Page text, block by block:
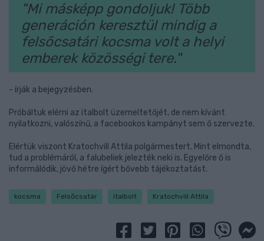
"Mi másképp gondoljuk! Több
generáción keresztül mindig a
felsőcsatári kocsma volt a helyi
emberek közösségi tere."
- írják a bejegyzésben.
Próbáltuk elérni az italbolt üzemeltetőjét, de nem kívánt
nyilatkozni, valószínű, a facebookos kampányt sem ő szervezte.
Elértük viszont Kratochvill Attila polgármestert. Mint elmondta,
tud a problémáról, a falubeliek jelezték neki is. Egyelőre ő is
informálódik, jövő hétre ígért bővebb tájékoztatást.
kocsma Felsőcsatár italbolt Kratochvill Attila